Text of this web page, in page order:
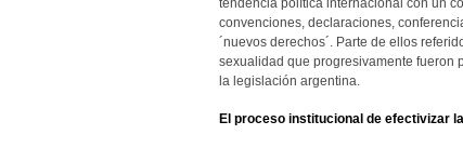
tendencia política internacional con un
convenciones, declaraciones,
´nuevos derechos´. Parte de ellos
sexualidad que progresivamente fueron
la legislación argentina.
El proceso institucional de efectivizar